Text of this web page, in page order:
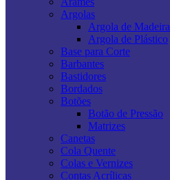
Argolas
Argola de Madeira
Argola de Plástico
Base para Corte
Barbantes
Bastidores
Bordados
Botões
Botão de Pressão
Matrizes
Canetas
Cola Quente
Colas e Vernizes
Contas Acrílicas